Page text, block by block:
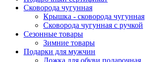
Сковорода чугунная
Крышка - сковорода чугунная
Сковорода чугунная с ручкой
Сезонные товары
Зимние товары
Подарки для мужчин
Ложка для обуви подарочная